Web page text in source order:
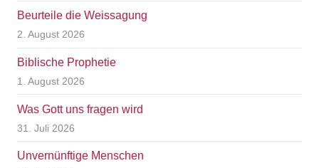
Beurteile die Weissagung
2. August 2026
Biblische Prophetie
1. August 2026
Was Gott uns fragen wird
31. Juli 2026
Unvernünftige Menschen